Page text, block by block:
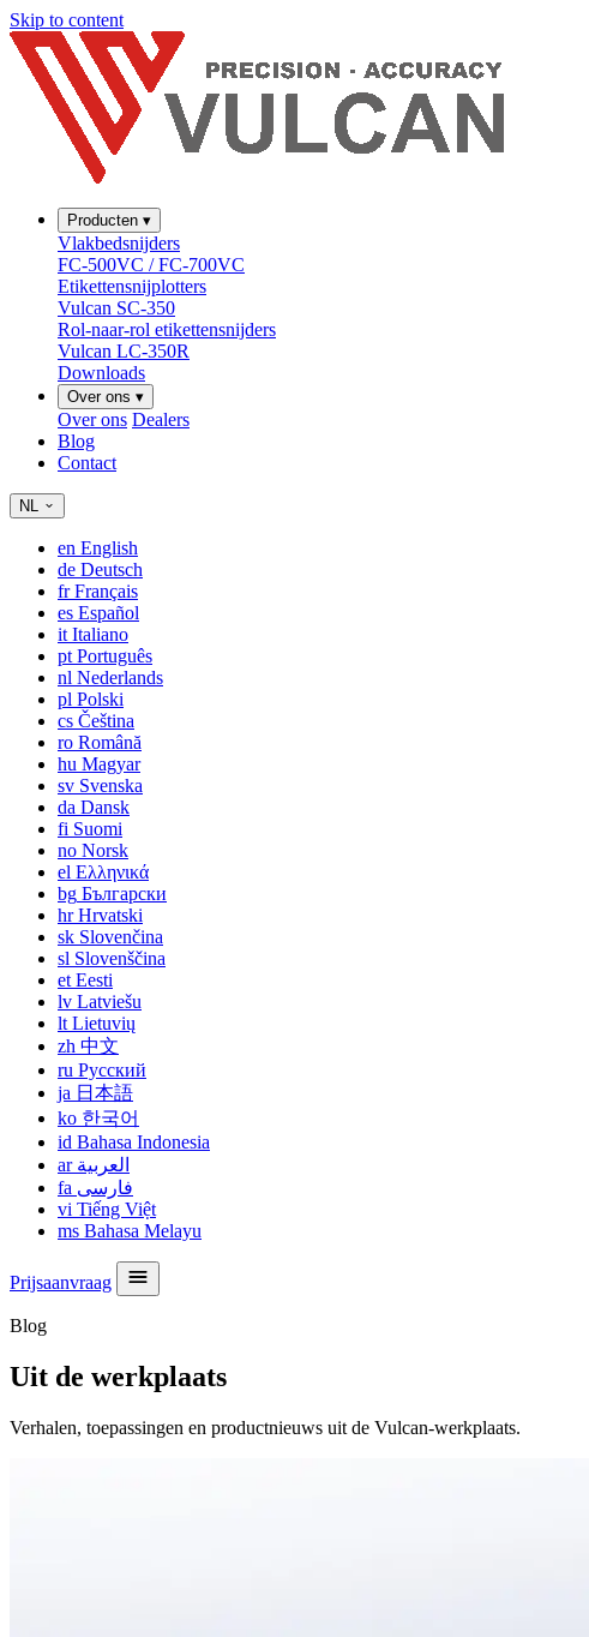
Skip to content
Producten ▾
Vlakbedsnijders
FC-500VC / FC-700VC
Etikettensnijplotters
Vulcan SC-350
Rol-naar-rol etikettensnijders
Vulcan LC-350R
Downloads
Over ons ▾
Over ons Dealers
Blog
Contact
NL
en English
de Deutsch
frFrançais
es Español
it Italiano
pt Português
nl Nederlands
pl Polski
cs Čeština
ro Română
hu Magyar
sv Svenska
da Dansk
fi Suomi
no Norsk
el Ελληνικά
bg Български
hrHrvatski
sk Slovenčina
sl Slovenščina
et Eesti
lv Latviešu
lt Lietuvių
zh 中文
ru Русский
ja 日本語
ko 한국어
id Bahasa Indonesia
ar العربية
fa فارسی
vi Tiếng Việt
ms Bahasa Melayu
Prijsaanvraag
Blog
Uit de werkplaats
Verhalen, toepassingen en productnieuws uit de Vulcan-werkplaats.